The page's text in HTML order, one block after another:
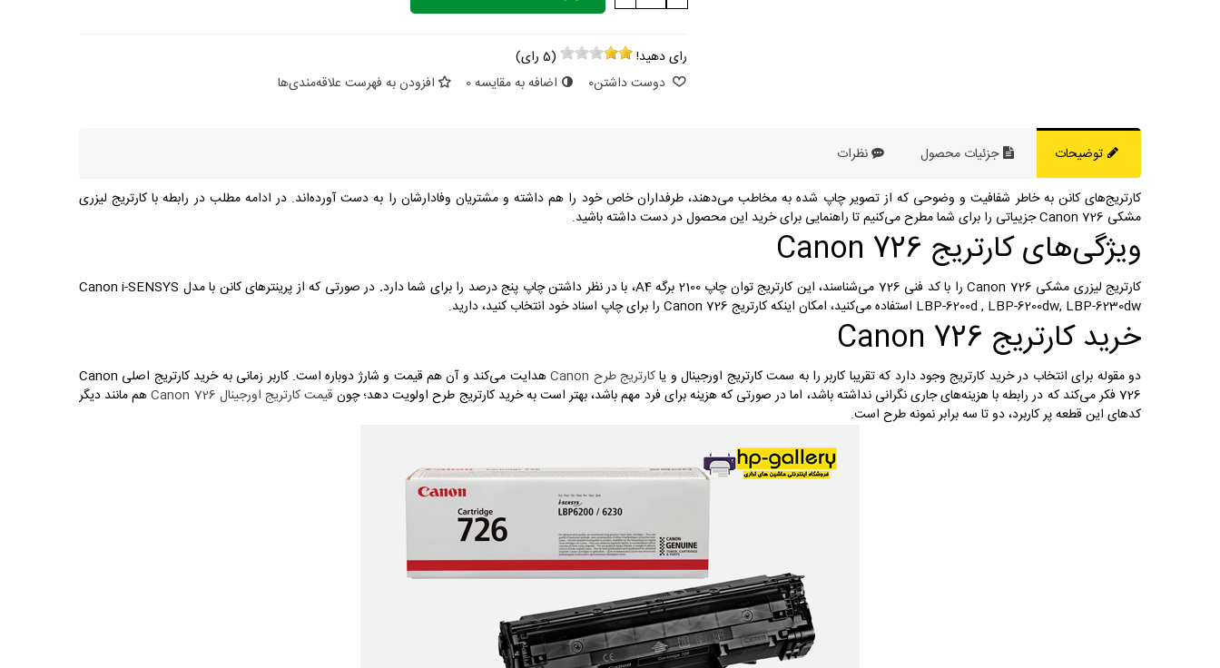
رای دهید! (
5 رای)
دوست داشتن0 اضافه به مقایسه0 افزودن به فهرست علاقه‌مندی‌ها
توضیحات جزئیات محصول نظرات
کارتریج‌های کانن به خاطر شفافیت و وضوحی که از تصویر چاپ شده به مخاطب می‌دهند، طرفداران خاص خود را هم داشته و مشتریان وفادارشان را به دست آورده‌اند. در ادامه مطلب در رابطه با کارتریج لیزری
مشکی Canon 726 جزییاتی را برای شما مطرح می‌کنیم تا راهنمایی برای خرید این محصول در دست داشته باشید.
ویژگی‌های کارتریج Canon 726
کارتریج لیزری مشکی Canon 726 را با کد فنی 726 می‌شناسند، این کارتریج توان چاپ 2100 برگه A4، با در نظر داشتن چاپ پنج درصد را برای شما دارد .
در صورتی که از پرینترهای کانن با مدل Canon i-SENSYS
LBP-6200d , LBP-6200dw, LBP-6230dw استفاده می‌کنید، امکان اینکه کارتریج Canon 726 را برای چاپ اسناد خود انتخاب کنید، دارید.
خرید کارتریج Canon 726
دو مقوله برای انتخاب در خرید کارتریج وجود دارد که تقریبا کاربر را به سمت کارتریج اورجینال و یاکارتریج طرح Canon
هدایت می‌کند و آن هم قیمت و شارژ دوباره است. کاربر زمانی به خرید کارتریج اصلی Canon
726 فکر می‌کند که در رابطه با هزینه‌های جاری نگرانی نداشته باشد، اما در صورتی که هزینه برای فرد مهم باشد، بهتر است به خرید کارتریج طرح اولویت دهد؛ چون
قیمت کارتریج اورجینال Canon 726
هم مانند دیگر
کدهای این قطعه پر کاربرد، دو تا سه برابر نمونه طرح است.